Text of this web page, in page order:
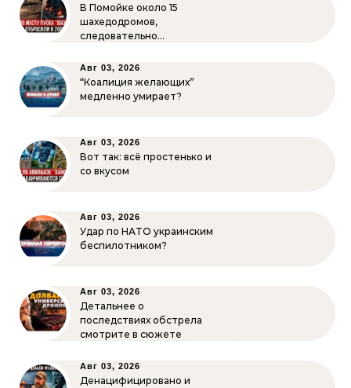
В Помойке около 15
шахедодромов,
следовательно…
Авг 03, 2026
“Коалиция желающих”
медленно умирает?
Авг 03, 2026
Вот так: всё простенько и
со вкусом
Авг 03, 2026
Удар по НАТО украинским
беспилотником?
Авг 03, 2026
Детальнее о
последствиях обстрела
смотрите в сюжете
Авг 03, 2026
Денацифицировано и